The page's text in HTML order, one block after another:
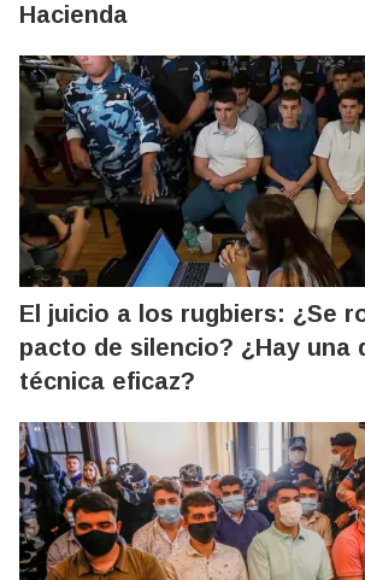
Hacienda
El juicio a los rugbiers: ¿Se
pacto de silencio? ¿Hay una
técnica eficaz?